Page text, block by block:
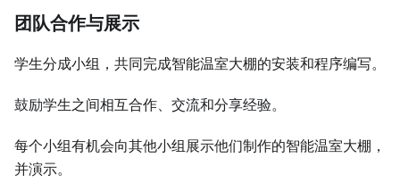
团队合作与展示
学生分成小组，共同完成智能温室大棚的安装和程序编写。
鼓励学生之间相互合作、交流和分享经验。
每个小组有机会向其他小组展示他们制作的智能温室大棚，
并演示。